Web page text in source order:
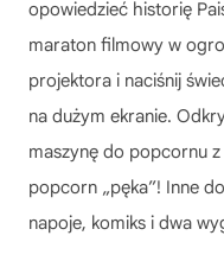
opowiedzieć historię
maraton filmowy w
projektora i naciśnij
na dużym ekranie.
maszynę do popcornu
popcorn „pęka”! Inne
napoje, komiks i dwa